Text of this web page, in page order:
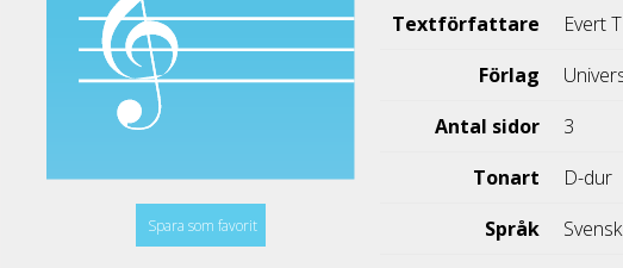
Spara som favorit
Textförfattare
Evert
Förlag
Antal sidor
3
Tonart
D-dur
Språk